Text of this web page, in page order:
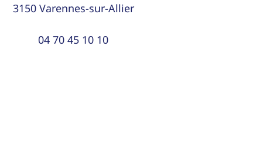
3150 Varennes-sur-Allier
04 70 45 10 10